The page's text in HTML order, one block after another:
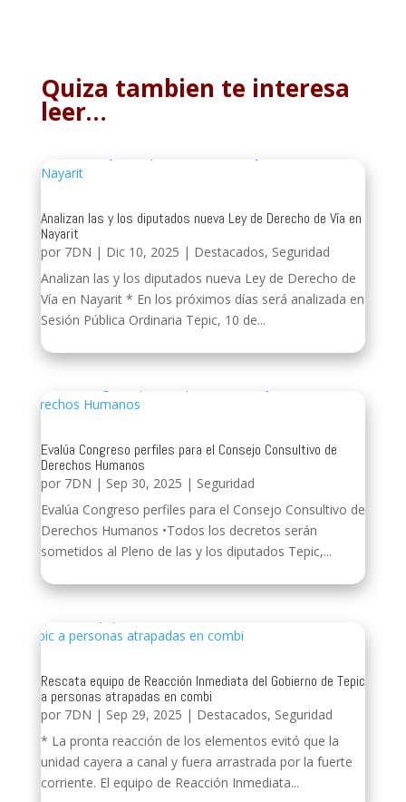
Quiza tambien te interesa
leer…
Analizan las y los diputados nueva Ley de Derecho de Vía en
Nayarit
por 7DN | Dic 10, 2025 | Destacados, Seguridad
Analizan las y los diputados nueva Ley de Derecho de
Vía en Nayarit * En los próximos días será analizada en
Sesión Pública Ordinaria Tepic, 10 de...
Evalúa Congreso perfiles para el Consejo Consultivo de
Derechos Humanos
por 7DN | Sep 30, 2025 | Seguridad
Evalúa Congreso perfiles para el Consejo Consultivo de
Derechos Humanos •Todos los decretos serán
sometidos al Pleno de las y los diputados Tepic,...
Rescata equipo de Reacción Inmediata del Gobierno de Tepic
a personas atrapadas en combi
por 7DN | Sep 29, 2025 | Destacados, Seguridad
* La pronta reacción de los elementos evitó que la
unidad cayera a canal y fuera arrastrada por la fuerte
corriente. El equipo de Reacción Inmediata...